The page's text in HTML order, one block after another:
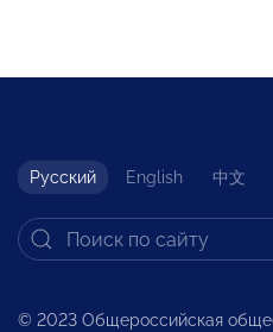
Русский English 中文
© 2023 Общероссийская